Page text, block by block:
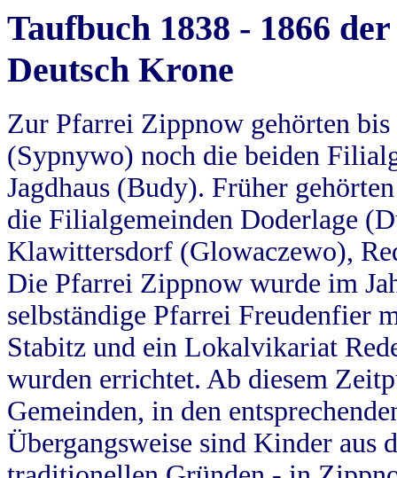
Taufbuch 1838 - 1866
Deutsch Krone
Zur Pfarrei Zippnow gehörten
(Sypnywo) noch die beiden
Jagdhaus (Budy). Früher
die Filialgemeinden Doderlage
Klawittersdorf (Glowaczewo),
Die Pfarrei Zippnow wurde im
selbständige Pfarrei Freudenfier
Stabitz und ein Lokalvikariat
wurden errichtet. Ab diesem
Gemeinden, in den
Übergangsweise sind Kinder aus